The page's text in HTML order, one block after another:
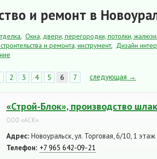
и ремонт в
, Окна, двери, перегородки, потолки, жалюзи,
и ремонта, инструмент, Дизайн
2 3 4 5 6 7 следующая →
«Строй-Блок», производство
ООО «АСК»
Адрес: Новоуральск, ул. Торговая, 6/10, 1 этаж
Телефон: +7 965 642-09-21